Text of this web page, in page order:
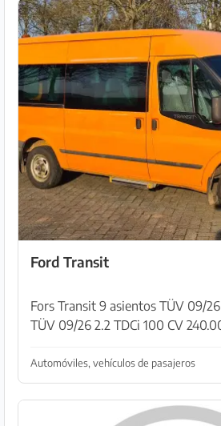
Ford Transit
Fors Transit 9 asientos TÜV 09/26 Matrícula alemana
TÜV 09/26 2.2 TDCi 100 CV
marcha tiene problemas
Automóviles, vehículos de pasajeros